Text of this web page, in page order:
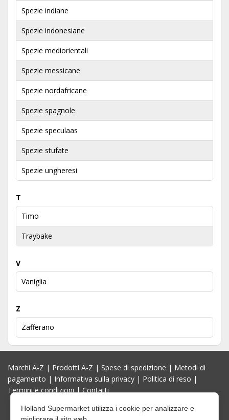
Spezie indiane
Spezie indonesiane
Spezie mediorientali
Spezie messicane
Spezie nordafricane
Spezie spagnole
Spezie speculaas
Spezie stufate
Spezie ungheresi
T
Timo
Traybake
V
Vaniglia
Z
Zafferano
Marchi A-Z | Prodotti A-Z | Spese di spedizione | Metodi di
pagamento | Informativa sulla privacy | Politica di reso |
Termini e condizioni|Contatti
Holland Supermarket utilizza i cookie per analizzare e